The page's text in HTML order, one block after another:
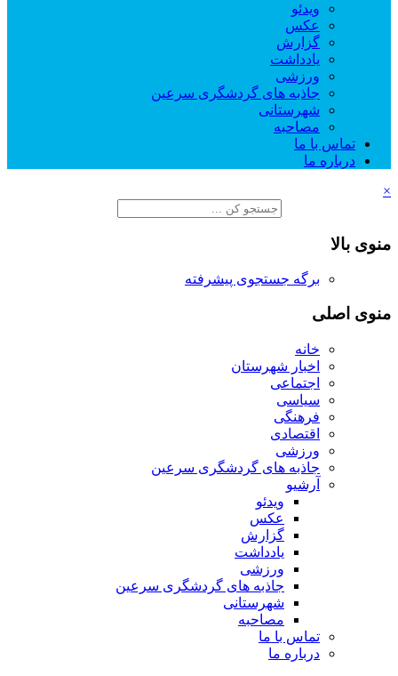
ویدئو
عکس
گزارش
یادداشت
ورزشی
جاذبه های گردشگری سرعین
شهرستانی
مصاحبه
تماس با ما
درباره ما
×
منوی بالا
برگه جستجوی پیشرفته
منوی اصلی
خانه
اخبار شهرستان
اجتماعی
سیاسی
فرهنگی
اقتصادی
ورزشی
جاذبه های گردشگری سرعین
آرشیو
ویدئو
عکس
گزارش
یادداشت
ورزشی
جاذبه های گردشگری سرعین
شهرستانی
مصاحبه
تماس با ما
درباره ما